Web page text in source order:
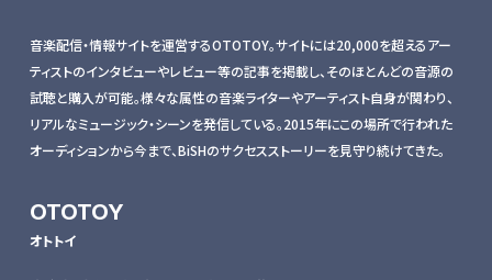
音楽配信・情報サイトを運営するOTOTOY。サイトには20,000を超えるアー
ティストのインタビューやレビュー等の記事を掲載し、そのほとんどの音源の
試聴と購入が可能。様々な属性の音楽ライターやアーティスト自身が関わり、
リアルなミュージック・シーンを発信している。2015年にこの場所で行われた
オーディションから今まで、BiSHのサクセスストーリーを見守り続けてきた。
OTOTOY
オトトイ